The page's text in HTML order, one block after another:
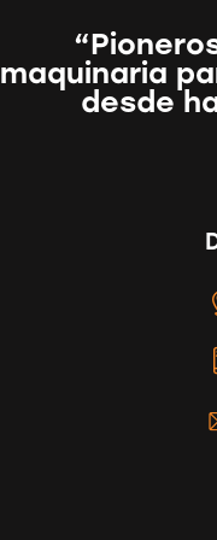
maquinaria
desde